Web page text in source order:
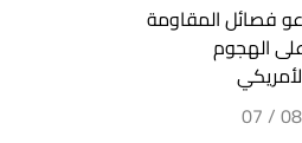
فصائل المقاومة
على الهجوم